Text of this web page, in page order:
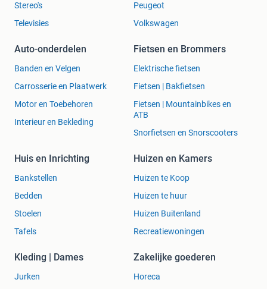
Stereo's
Televisies
Peugeot
Volkswagen
Auto-onderdelen
Banden en Velgen
Carrosserie en Plaatwerk
Motor en Toebehoren
Interieur en Bekleding
Fietsen en Brommers
Elektrische fietsen
Fietsen | Bakfietsen
Fietsen | Mountainbikes en
ATB
Snorfietsen en Snorscooters
Huis en Inrichting
Bankstellen
Bedden
Stoelen
Tafels
Huizen en Kamers
Huizen te Koop
Huizen te huur
Huizen Buitenland
Recreatiewoningen
Kleding | Dames
Jurken
Zakelijke goederen
Horeca